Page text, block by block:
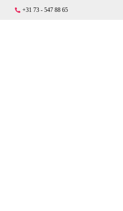
+31 73 - 547 88 65